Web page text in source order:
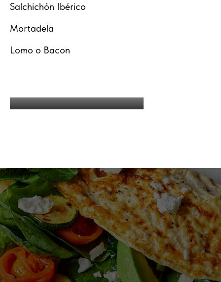
Salchichón Ibérico
Mortadela
Lomo o Bacon
IVA incluido en todos los precios